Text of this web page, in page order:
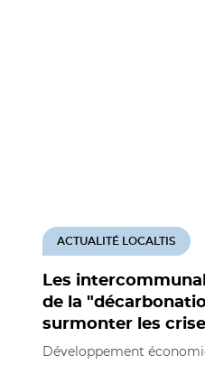
Les
de la
surmonter les
ACTUALITÉ LOCALTIS
Développement